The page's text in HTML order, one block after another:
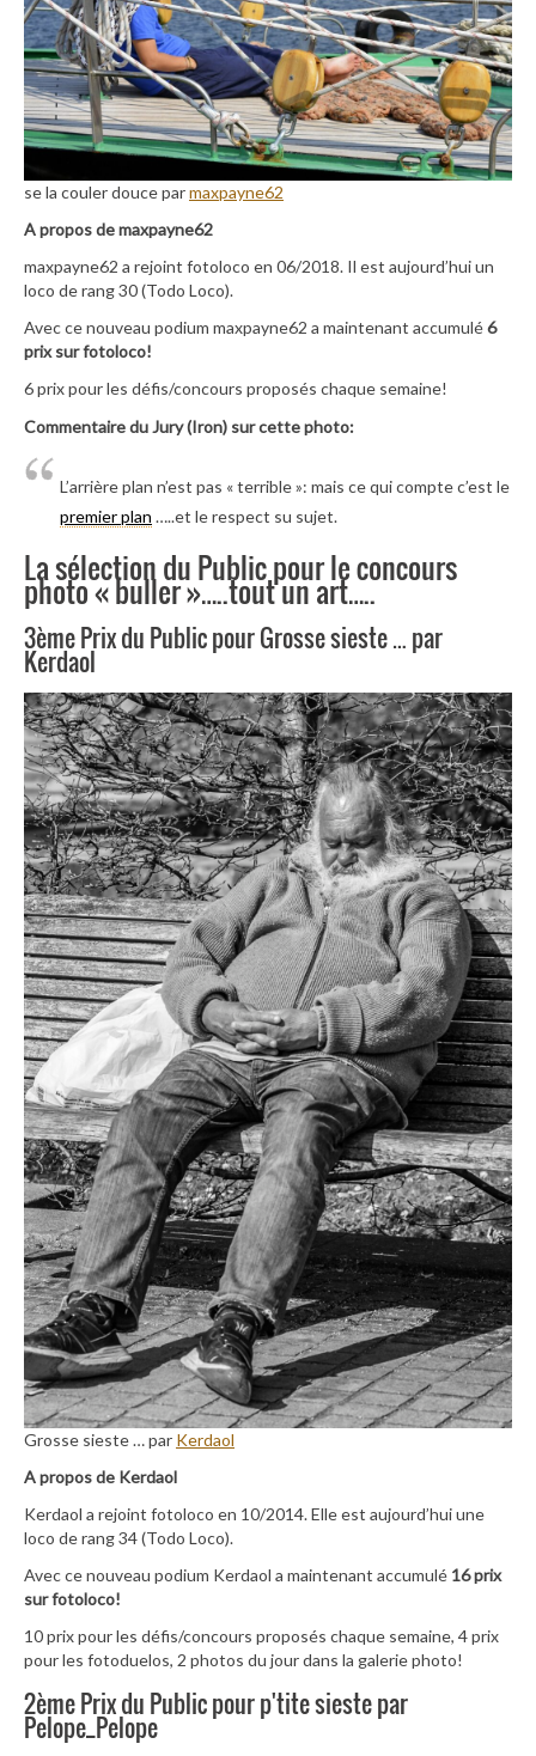
se la couler douce parmaxpayne62
A propos de maxpayne62
maxpayne62 a rejoint fotoloco en 06/2018. Il est aujourd’hui un
loco de rang 30 (Todo Loco).
Avec ce nouveau podium maxpayne62 a maintenant accumulé6
prix sur fotoloco!
6 prix pour les défis/concours proposés chaque semaine!
Commentaire du Jury (Iron) sur cette photo:
L’arrière plan n’est pas « terrible »: mais ce qui compte c’est le
premier plan …..et le respect su sujet.
La sélection du Public pour le concours
photo « buller »…..tout un art…..
3ème Prix du Public pour Grosse sieste … par
Kerdaol
Grosse sieste … par Kerdaol
A propos de Kerdaol
Kerdaol a rejoint fotoloco en 10/2014. Elle est aujourd’hui une
loco de rang 34 (Todo Loco).
Avec ce nouveau podium Kerdaol a maintenant accumulé 16 prix
sur fotoloco!
10 prix pour les défis/concours proposés chaque semaine, 4 prix
pour les fotoduelos, 2 photos du jour dans la galerie photo!
2ème Prix du Public pour p'tite sieste par
Pelope_Pelope